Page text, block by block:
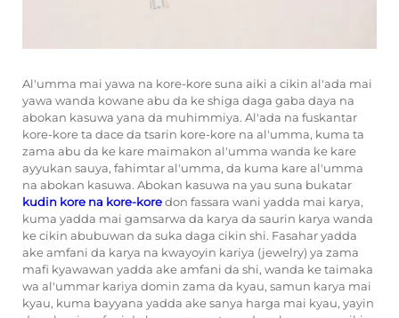
Al'umma mai yawa na kore-kore suna aiki a cikin al'ada mai
yawa wanda kowane abu da ke shiga daga gaba daya na
abokan kasuwa yana da muhimmiya. Al'ada na fuskantar
kore-kore ta dace da tsarin kore-kore na al'umma, kuma ta
zama abu da ke kare maimakon al'umma wanda ke kare
ayyukan sauya, fahimtar al'umma, da kuma kare al'umma
na abokan kasuwa. Abokan kasuwa na yau suna bukatar
kudin kore na kore-koredon fassara wani yadda mai karya,
kuma yadda mai gamsarwa da karya da saurin karya wanda
ke cikin abubuwan da suka daga cikin shi. Fasahar yadda
ake amfani da karya na kwayoyin kariya (jewelry) ya zama
mafi kyawawan yadda ake amfani da shi, wanda ke taimaka
wa al'ummar kariya domin zama da kyau, samun karya mai
kyau, kuma bayyana yadda ake sanya harga mai kyau, yayin